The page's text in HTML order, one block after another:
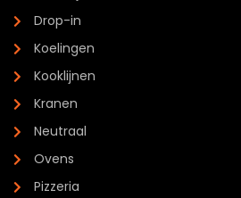
Drop-in
Koelingen
Kooklijnen
Kranen
Neutraal
Ovens
Pizzeria